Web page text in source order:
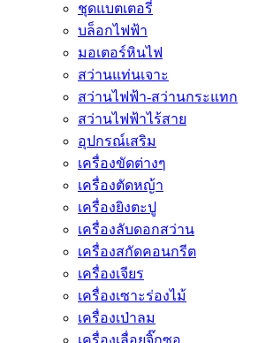
ชุดแบตเตอรี่
บล็อกไฟฟ้า
มอเตอร์หินไฟ
สว่านแท่นเจาะ
สว่านไฟฟ้า-สว่านกระแทก
สว่านไฟฟ้าไร้สาย
อุปกรณ์เสริม
เครื่องขัดต่างๆ
เครื่องตัดหญ้า
เครื่องยิงตะปู
เครื่องลับดอกสว่าน
เครื่องสกัดคอนกรีต
เครื่องเจียร
เครื่องเซาะร่องไม้
เครื่องเป่าลม
เครื่องเลื่อยจิ๊กซอ